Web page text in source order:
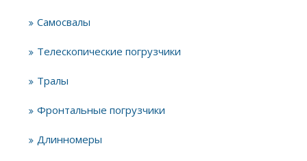
Самосвалы
Телескопические погрузчики
Тралы
Фронтальные погрузчики
Длинномеры